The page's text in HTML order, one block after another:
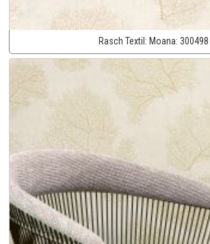
Rasch Textil: Moana: 300498